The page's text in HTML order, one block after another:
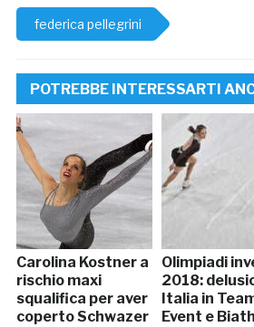
federica pellegrini
POTREBBE INTERESSARTI
Carolina Kostner a
rischio maxi
squalifica per aver
coperto Schwazer
Olimpiadi
2018:
Italia in
Event e